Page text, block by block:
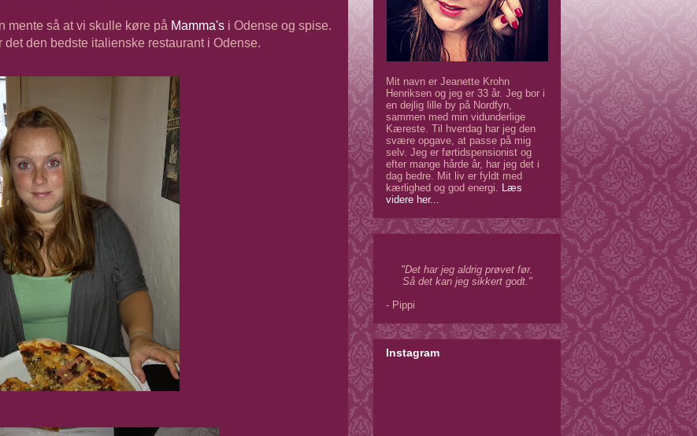
mente så at vi skulle køre på Mamma'si Odense og spise.
det den bedste italienske restaurant i Odense.
Mit navn er Jeanette Krohn
Henriksen og jeg er 33 år. Jeg bor i
en dejlig lille by på Nordfyn,
sammen med min vidunderlige
Kæreste. Til hverdag har jeg den
svære opgave, at passe på mig
selv. Jeg er førtidspensionist og
efter mange hårde år, har jeg det i
dag bedre. Mit liv er fyldt med
kærlighed og god energi. Læs
videre her...
"Det har jeg aldrig prøvet før.
Så det kan jeg sikkert godt."
- Pippi
Instagram